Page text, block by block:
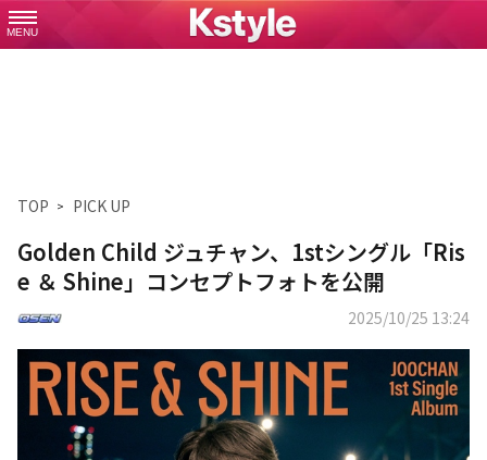
MENU
TOP PICK UP
Golden Child ジュチャン、1stシングル「Ris
e ＆ Shine」コンセプトフォトを公開
2025/10/25 13:24